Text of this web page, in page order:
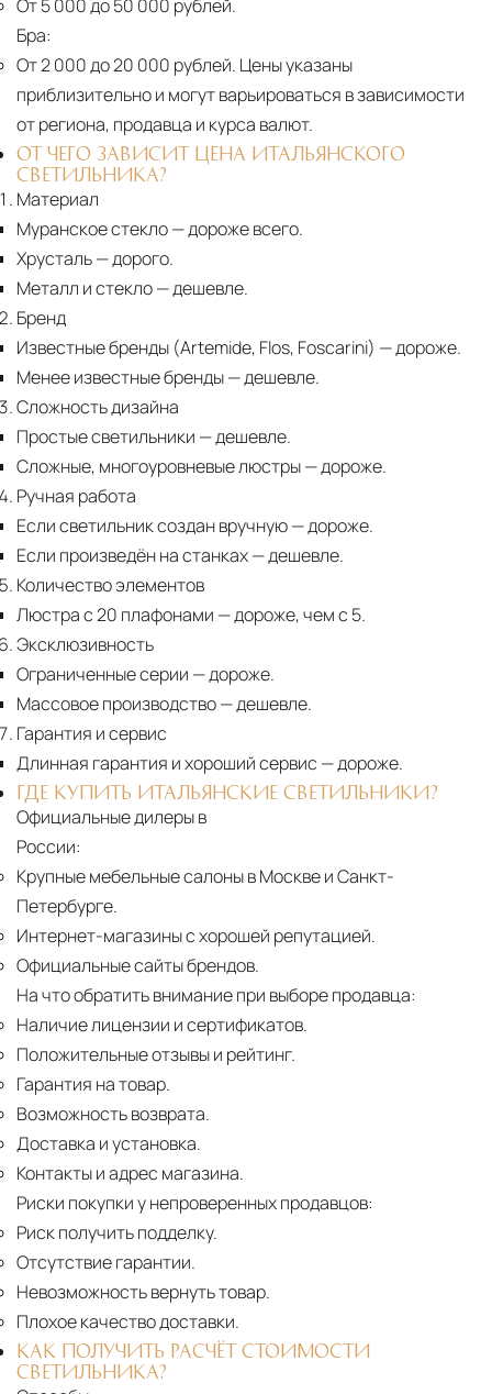
От 5 000 до 50 000 рублей.
Бра:
От 2 000 до 20 000 рублей. Цены указаны
приблизительно и могут варьироваться в зависимости
от региона, продавца и курса валют.
ОТ ЧЕГО ЗАВИСИТ ЦЕНА ИТАЛЬЯНСКОГО
СВЕТИЛЬНИКА?
Материал
Муранское стекло— дороже всего.
Хрусталь— дорого.
Металл и стекло— дешевле.
Бренд
Известные бренды (Artemide, Flos, Foscarini) — дороже.
Менее известные бренды— дешевле.
Сложность дизайна
Простые светильники — дешевле.
Сложные, многоуровневые люстры— дороже.
Ручная работа
Если светильник создан вручную— дороже.
Если произведён на станках— дешевле.
Количество элементов
Люстра с 20 плафонами — дороже, чем с 5.
Эксклюзивность
Ограниченные серии — дороже.
Массовое производство— дешевле.
Гарантия и сервис
Длинная гарантия и хороший сервис — дороже.
ГДЕ КУПИТЬ ИТАЛЬЯНСКИЕ СВЕТИЛЬНИКИ?
Официальные дилеры в
России:
Крупные мебельные салоны в Москве и Санкт-
Петербурге.
Интернет-магазины с хорошей репутацией.
Официальные сайты брендов.
На что обратить внимание при выборе продавца:
Наличие лицензии и сертификатов.
Положительные отзывы и рейтинг.
Гарантия на товар.
Возможность возврата.
Доставка и установка.
Контакты и адрес магазина.
Риски покупки у непроверенных продавцов:
Риск получить подделку.
Отсутствие гарантии.
Невозможность вернуть товар.
Плохое качество доставки.
КАК ПОЛУЧИТЬ РАСЧЁТ СТОИМОСТИ
СВЕТИЛЬНИКА?